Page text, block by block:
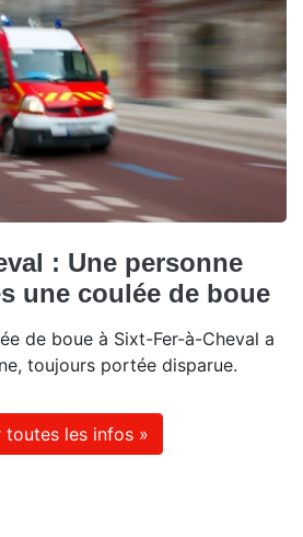
: Une personne
une coulée de boue
de boue à Sixt-Fer-à-Cheval a
toujours portée disparue.
toutes les infos »